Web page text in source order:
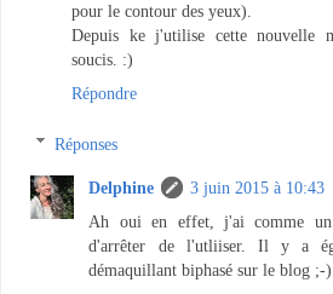
pour le contour des yeux).
Depuis ke j'utilise cette nouvelle
soucis. :)
Répondre
Réponses
Delphine
3 juin 2015 à 10:43
Ah oui en effet, j'ai comme
d'arrêter de l'utliiser. Il y a
démaquillant biphasé sur le blog ;-